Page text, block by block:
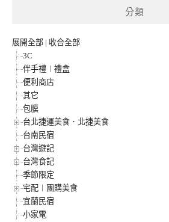
分類
展開全部 | 收合全部
3C
伴手禮︱禮盒
便利商店
其它
包膜
台北捷運美食．北捷美食
台南民宿
台灣遊記
台灣食記
季節限定
宅配︱團購美食
宜蘭民宿
小家電